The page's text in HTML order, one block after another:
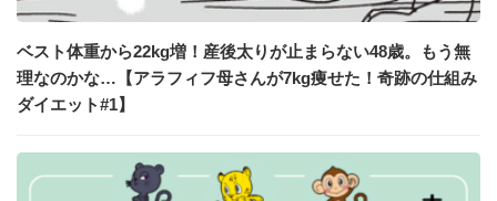
ベスト体重から22kg増！産後太りが止まらない48歳。もう無
理なのかな…【アラフィフ母さんが7kg痩せた！奇跡の仕組み
ダイエット#1】